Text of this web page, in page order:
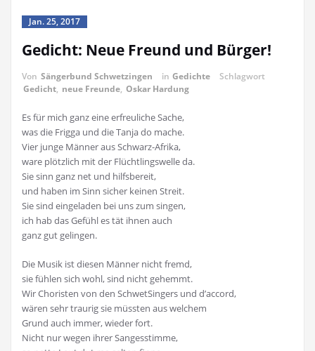
Jan. 25, 2017
Gedicht: Neue Freund und Bürger!
Von Sängerbund Schwetzingen in Gedichte
Schlagwort
Gedicht, neue Freunde, Oskar Hardung
Es für mich ganz eine erfreuliche Sache,
was die Frigga und die Tanja do mache.
Vier junge Männer aus Schwarz-Afrika,
ware plötzlich mit der Flüchtlingswelle da.
Sie sinn ganz net und hilfsbereit,
und haben im Sinn sicher keinen Streit.
Sie sind eingeladen bei uns zum singen,
ich hab das Gefühl es tät ihnen auch
ganz gut gelingen.
Die Musik ist diesen Männer nicht fremd,
sie fühlen sich wohl, sind nicht gehemmt.
Wir Choristen von den SchwetSingers und d’accord,
wären sehr traurig sie müssten aus welchem
Grund auch immer, wieder fort.
Nicht nur wegen ihrer Sangesstimme,